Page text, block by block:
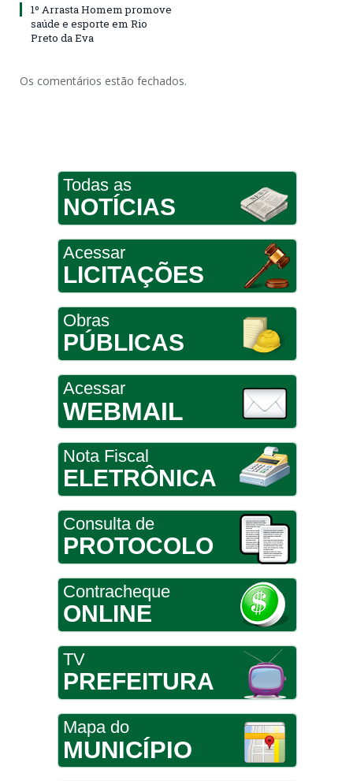
1º Arrasta Homem promove
saúde e esporte em Rio
Preto da Eva
Os comentários estão fechados.
Todas as
NOTÍCIAS
Acessar
LICITAÇÕES
Obras
PÚBLICAS
Acessar
WEBMAIL
Nota Fiscal
ELETRÔNICA
Consulta de
PROTOCOLO
Contracheque
ONLINE
TV
PREFEITURA
Mapa do
MUNICÍPIO